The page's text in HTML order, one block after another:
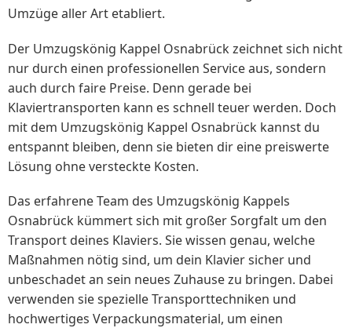
Umzüge aller Art etabliert.
Der Umzugskönig Kappel Osnabrück zeichnet sich nicht
nur durch einen professionellen Service aus, sondern
auch durch faire Preise. Denn gerade bei
Klaviertransporten kann es schnell teuer werden. Doch
mit dem Umzugskönig Kappel Osnabrück kannst du
entspannt bleiben, denn sie bieten dir eine preiswerte
Lösung ohne versteckte Kosten.
Das erfahrene Team des Umzugskönig Kappels
Osnabrück kümmert sich mit großer Sorgfalt um den
Transport deines Klaviers. Sie wissen genau, welche
Maßnahmen nötig sind, um dein Klavier sicher und
unbeschadet an sein neues Zuhause zu bringen. Dabei
verwenden sie spezielle Transporttechniken und
hochwertiges Verpackungsmaterial, um einen